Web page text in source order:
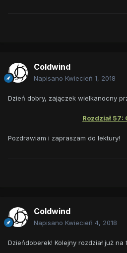
Coldwind
Napisano Kwiecień 1, 2018
Dzień dobry, zajączek wielkanocny
Rozdział 57:
Pozdrawiam i zapraszam do lektury!
Coldwind
Napisano Kwiecień 4, 2018
Dzieńdoberek! Kolejny rozdział już na